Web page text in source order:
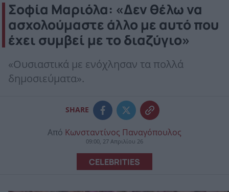
Σοφία Μαριόλα: «Δεν θέλω να
ασχολούμαστε άλλο με αυτό που
έχει συμβεί με το διαζύγιο»
«Ουσιαστικά με ενόχλησαν τα πολλά
δημοσιεύματα».
SHARE
Από Κωνσταντίνος Παναγόπουλος
09:00, 27 Απριλίου 26
CELEBRITIES